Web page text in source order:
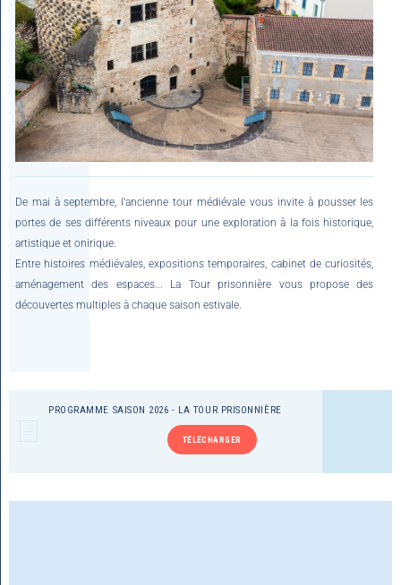
De mai à septembre, l’ancienne tour médiévale vous invite à pousser les
portes de ses différents niveaux pour une exploration à la fois historique,
artistique et onirique.
Entre histoires médiévales, expositions temporaires, cabinet de curiosités,
aménagement des espaces... La Tour prisonnière vous propose des
découvertes multiples à chaque saison estivale.
PROGRAMME SAISON 2026 - LA TOUR PRISONNIÈRE
TÉLÉCHARGER